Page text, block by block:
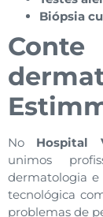
Biópsia
No Hospital
unimos
dermatologia e
tecnológica
problemas de